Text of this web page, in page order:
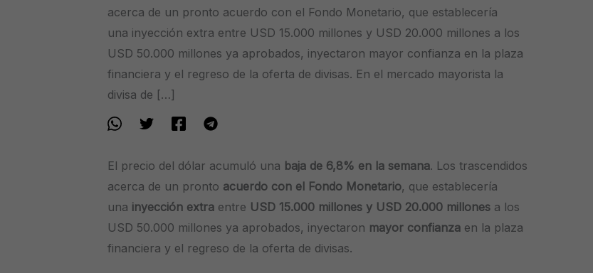
acerca de un pronto acuerdo con el Fondo Monetario, que establecería
una inyección extra entre USD 15.000 millones y USD 20.000 millones a los
USD 50.000 millones ya aprobados, inyectaron mayor confianza en la plaza
financiera y el regreso de la oferta de divisas. En el mercado mayorista la
divisa de […]
El precio del dólar acumuló una baja de 6,8% en la semana. Los trascendidos
acerca de un pronto acuerdo con el Fondo Monetario, que establecería
una inyección extra entre USD 15.000 millones y USD 20.000 millones a los
USD 50.000 millones ya aprobados, inyectaron mayor confianza en la plaza
financiera y el regreso de la oferta de divisas.